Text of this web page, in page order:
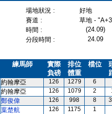
場地狀況 :
好地
賽道 :
草地 -
時間 : (24.09)
分段時間 :
24.09
練馬師
實際
負磅
排位
體重
檔位
約翰摩亞 126 1279 6
約翰摩亞 126 1079 2
鄭俊偉 126 998 8
葉楚航 126 1175 1